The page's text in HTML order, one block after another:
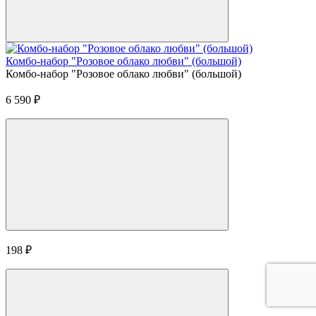
Комбо-набор "Розовое облако любви" (большой)
Комбо-набор "Розовое облако любви" (большой)
6 590 ₽
198 ₽